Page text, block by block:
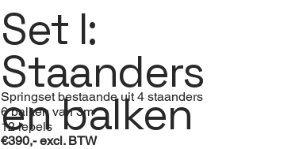
Set I:
Staanders
en balken
Springset bestaande uit 4 staanders
6 balken van 3m
12 lepels
€390,- excl. BTW